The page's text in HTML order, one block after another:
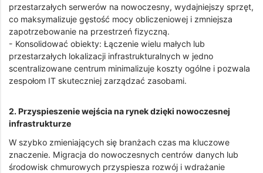
przestarzałych serwerów na nowoczesny, wydajniejszy sprzęt,
co maksymalizuje gęstość mocy obliczeniowej i zmniejsza
zapotrzebowanie na przestrzeń fizyczną.
- Konsolidować obiekty: Łączenie wielu małych lub
przestarzałych lokalizacji infrastrukturalnych w jedno
scentralizowane centrum minimalizuje koszty ogólne i pozwala
zespołom IT skuteczniej zarządzać zasobami.
2. Przyspieszenie wejścia na rynek dzięki nowoczesnej
infrastrukturze
W szybko zmieniających się branżach czas ma kluczowe
znaczenie. Migracja do nowoczesnych centrów danych lub
środowisk chmurowych przyspiesza rozwój i wdrażanie